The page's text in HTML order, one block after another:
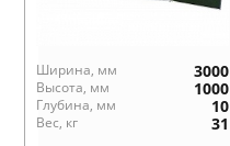
Ширина, мм 3000
Высота, мм 1000
Глубина, мм 10
Вес, кг 31